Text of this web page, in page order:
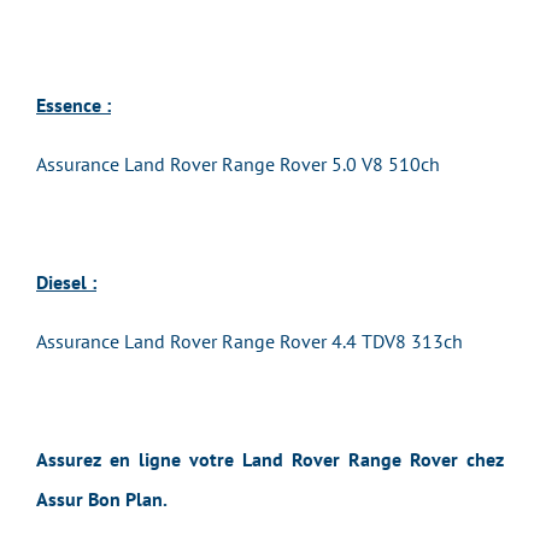
Essence :
Assurance Land Rover Range Rover 5.0 V8 510ch
Diesel :
Assurance Land Rover Range Rover 4.4 TDV8 313ch
Assurez en ligne votre Land Rover Range Rover chez
Assur Bon Plan.